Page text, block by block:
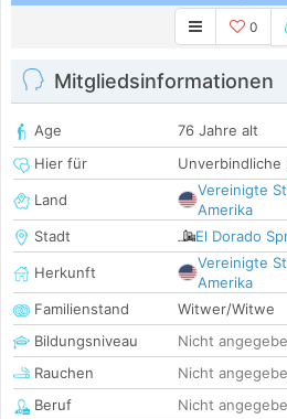
0
Mitgliedsinformationen
Age
76 Jahre alt
Hier für
Unverbindliche
Land
Vereinigte
Amerika
Stadt
El Dorado
Herkunft
Vereinigte
Amerika
Familienstand
Witwer/Witwe
Bildungsniveau
Nicht
Rauchen
Nicht
Beruf
Nicht